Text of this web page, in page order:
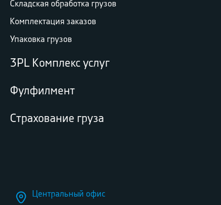
Складская обработка грузов
Комплектация заказов
Упаковка грузов
3PL Комплекс услуг
Фулфилмент
Страхование груза
Центральный офис